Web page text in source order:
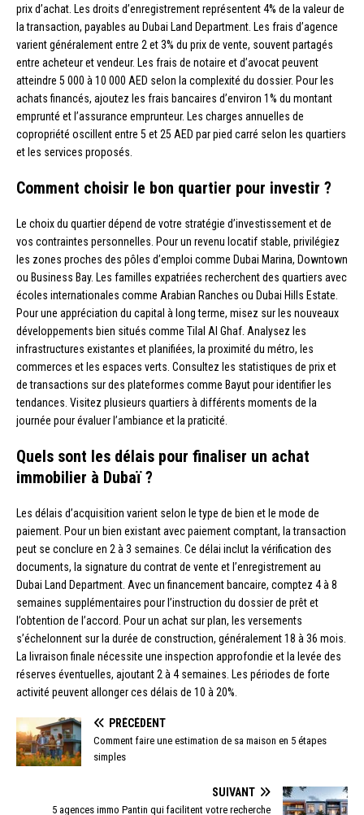
prix d’achat. Les droits d’enregistrement représentent 4% de la valeur de
la transaction, payables au Dubai Land Department. Les frais d’agence
varient généralement entre 2 et 3% du prix de vente, souvent partagés
entre acheteur et vendeur. Les frais de notaire et d’avocat peuvent
atteindre 5 000 à 10 000 AED selon la complexité du dossier. Pour les
achats financés, ajoutez les frais bancaires d’environ 1% du montant
emprunté et l’assurance emprunteur. Les charges annuelles de
copropriété oscillent entre 5 et 25 AED par pied carré selon les quartiers
et les services proposés.
Comment choisir le bon quartier pour investir ?
Le choix du quartier dépend de votre stratégie d’investissement et de
vos contraintes personnelles. Pour un revenu locatif stable, privilégiez
les zones proches des pôles d’emploi comme Dubai Marina, Downtown
ou Business Bay. Les familles expatriées recherchent des quartiers avec
écoles internationales comme Arabian Ranches ou Dubai Hills Estate.
Pour une appréciation du capital à long terme, misez sur les nouveaux
développements bien situés comme Tilal Al Ghaf. Analysez les
infrastructures existantes et planifiées, la proximité du métro, les
commerces et les espaces verts. Consultez les statistiques de prix et
de transactions sur des plateformes comme Bayut pour identifier les
tendances. Visitez plusieurs quartiers à différents moments de la
journée pour évaluer l’ambiance et la praticité.
Quels sont les délais pour finaliser un achat
immobilier à Dubaï ?
Les délais d’acquisition varient selon le type de bien et le mode de
paiement. Pour un bien existant avec paiement comptant, la transaction
peut se conclure en 2 à 3 semaines. Ce délai inclut la vérification des
documents, la signature du contrat de vente et l’enregistrement au
Dubai Land Department. Avec un financement bancaire, comptez 4 à 8
semaines supplémentaires pour l’instruction du dossier de prêt et
l’obtention de l’accord. Pour un achat sur plan, les versements
s’échelonnent sur la durée de construction, généralement 18 à 36 mois.
La livraison finale nécessite une inspection approfondie et la levée des
réserves éventuelles, ajoutant 2 à 4 semaines. Les périodes de forte
activité peuvent allonger ces délais de 10 à 20%.
PRÉCÉDENT
Comment faire une estimation de sa maison en 5 étapes
simples
SUIVANT
5 agences immo Pantin qui facilitent votre recherche